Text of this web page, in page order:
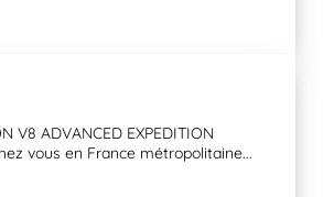
V8 ADVANCED EXPEDITION
vous en France métropolitaine...